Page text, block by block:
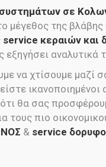
σε
μέγεθος της βλάβης
service κεραιών και
αναλυτικά
να χτίσουμε μαζί
ικανοποιημένοι
θα σας
τους πιο
& service